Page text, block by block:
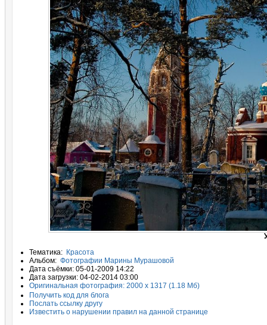
Тематика: Красота
Альбом: Фотографии Марины Мурашовой
Дата съёмки: 05-01-2009 14:22
Дата загрузки: 04-02-2014 03:00
Оригинальная фотография: 2000 x 1317 (1.18 Мб)
Получить код для блога
Послать ссылку другу
Известить о нарушении правил на данной странице